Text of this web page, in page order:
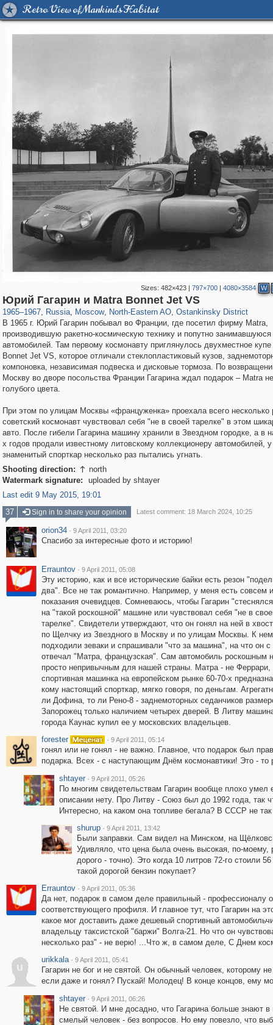
Retro View of Mankind's Habitat
Sizes:482×423 |797×700 |4080×3584 W
Юрий Гагарин и Matra Bonnet Jet VS
1965–1967, Russia
1,406,840 29,243
, Moscow
319,861 8,286
, North-Eastern AO
24,490 250
, Ostankinsky District
13,482
В 1965 г. Юрий Гагарин побывал во Франции, где посетил фирму Matra,
производившую ракетно-космическую технику и попутно
автомобилей. Там первому космонавту приглянулось двухместное
Bonnet Jet VS, которое отличали стеклопластиковый кузов,
компоновка, независимая подвеска и дисковые тормоза. По
Москву во дворе посольства Франции Гагарина ждал подарок – Matra
голубого цвета.
При этом по улицам Москвы «француженка» проехала всего несколько
советский космонавт чувствовал себя "не в своей тарелке" в этом
авто. После гибели Гагарина машину хранили в Звездном городке, а в
х годов продали известному литовскому коллекционеру автомобилей, у
знаменитый спорткар несколько раз пытались угнать.
Shooting direction:  north
Watermark signature:
uploaded by shtayer
Last edit 9 May 2015, 19:01
37
Sign in to share your opinion Latest comment: 18 March 2024, 10:25
orion34 · 9 April 2011, 03:20
Спасибо за интересные фото и историю!
Errauntov · 9 April 2011, 05:08
Эту историю, как и все исторические байки есть резон
два". Все не так романтично. Например, у меня есть совсем
показания очевидцев. Сомневаюсь, чтобы Гагарин
на "такой роскошной" машине или чувствовал себя "не в
тарелке". Свидетели утверждают, что он гонял на ней в
по Щелчку из Звездного в Москву и по улицам Москвы. К
подходили зеваки и спрашивали "что за машина", на что он с
отвечал "Матра, французская". Сам автомобиль роскошным
просто непривычным для нашей страны. Матра - не
спортивная машинка на европейском рынке 60-70-х
кому настоящий спорткар, мягко говоря, по деньгам.
ли Дофина, то ли Рено-8 - заднемоторных седанчиков
Запорожец только наличием четырех дверей. В Литву
города Каунас купил ее у московских владельцев.
forester
· 9 April 2011, 05:14
гонял или не гонял - не важно. Главное, что подарок был
подарка. Всех - с наступающим Днём космонавтики! Это -
shtayer · 9 April 2011, 05:26
По многим свидетельствам Гагарин вообще плохо
описании нету. Про Литву - Союз был до 1992 года, так
Интересно, на каком она топливе бегала? В СССР не
shurup · 9 April 2011, 13:42
Были заправки. Сам видел на Минском, на
Удивляло, что цена была очень высокая, по-
дорого - точно). Это когда 10 литров 72-го стоили
такой дорогой бензин покупает?
Errauntov · 9 April 2011, 05:36
Да нет, подарок в самом деле правильный - профессионалу
соответствующего профиля. И главное тут, что Гагарин на
какое мог доставить даже дешевый спортивный
владельцу таксистской "баржи" Волга-21. Но что он
несколько раз" - не верю! ...Что ж, в самом деле, С Днем
u
urikkala · 9 April 2011, 05:41
Гагарин не бог и не святой. Он обычный человек, которому
если даже и гонял? Пускай! Молодец! В конце концов, ему
shtayer · 9 April 2011, 06:26
Не святой. И мне досадно, что Гагарина больше знают
смелый человек - без вопросов. Но ему повезло, что